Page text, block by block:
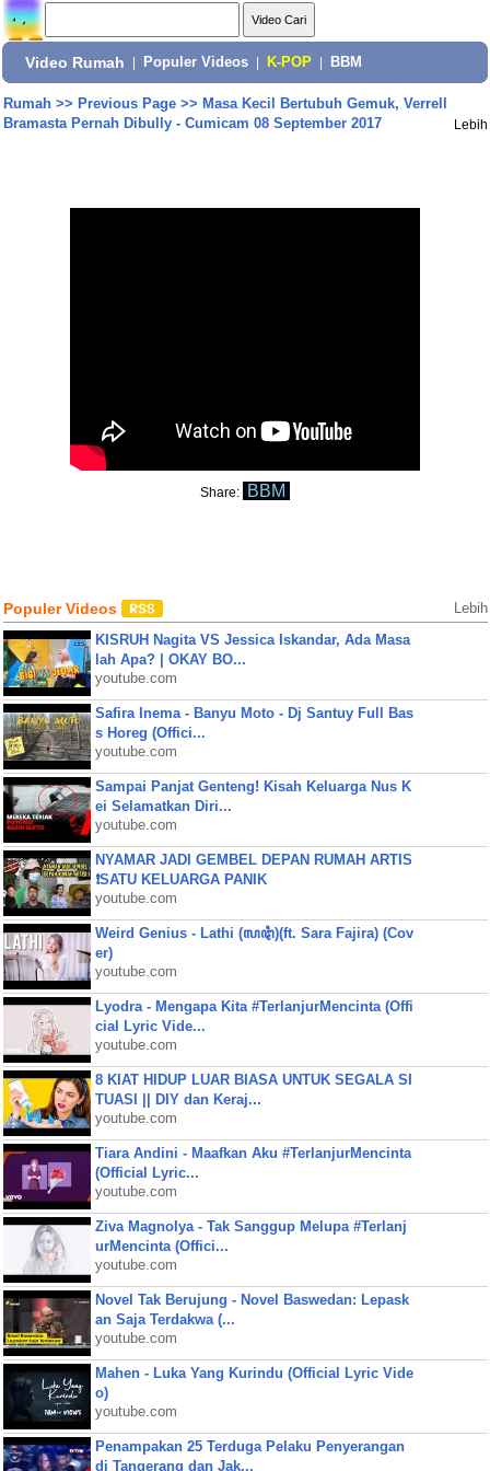
Video Rumah Populer Videos K-POP BBM
Rumah>> Previous Page>> Masa Kecil Bertubuh Gemuk, Verrell
Bramasta Pernah Dibully - Cumicam 08 September 2017
Lebih
Share: BBM
Populer Videos Lebih
KISRUH Nagita VS Jessica Iskandar, Ada Masa
lah Apa? | OKAY BO...
youtube.com
Safira Inema - Banyu Moto - Dj Santuy Full Bas
s Horeg (Offici...
youtube.com
Sampai Panjat Genteng! Kisah Keluarga Nus K
ei Selamatkan Diri...
youtube.com
NYAMAR JADI GEMBEL DEPAN RUMAH ARTIS
❗SATU KELUARGA PANIK
youtube.com
Weird Genius - Lathi (ꦭꦛꦶ)(ft. Sara Fajira) (Cov
er)
youtube.com
Lyodra - Mengapa Kita #TerlanjurMencinta (Offi
cial Lyric Vide...
youtube.com
8 KIAT HIDUP LUAR BIASA UNTUK SEGALA SI
TUASI || DIY dan Keraj...
youtube.com
Tiara Andini - Maafkan Aku #TerlanjurMencinta
(Official Lyric...
youtube.com
Ziva Magnolya - Tak Sanggup Melupa #Terlanj
urMencinta (Offici...
youtube.com
Novel Tak Berujung - Novel Baswedan: Lepask
an Saja Terdakwa (...
youtube.com
Mahen - Luka Yang Kurindu (Official Lyric Vide
o)
youtube.com
Penampakan 25 Terduga Pelaku Penyerangan
di Tangerang dan Jak...